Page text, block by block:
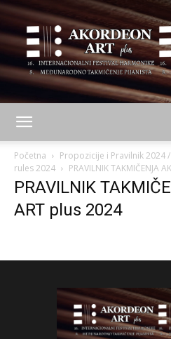
Početna
Propozicije i Pravilnik
rules 2024
PRAVILNIK TAKMIČENJA
PRAVILNIK
ART plus 2024